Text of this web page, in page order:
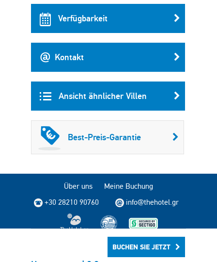
BUCHEN SIE JETZT
Verfügbarkeit
Kontakt
Ansicht ähnlicher Villen
Best-Preis-Garantie
Über uns
Meine Buchung
+30 28210 90760
info@thehotel.gr
Copyright © 2004 - 2026 TheHotel.gr Alle Rechte vorbehalten.